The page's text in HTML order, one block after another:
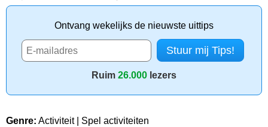
Ontvang wekelijks de nieuwste uittips
Ruim 26.000 lezers
Genre: Activiteit | Spel activiteiten